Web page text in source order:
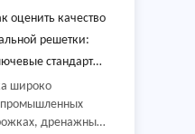
и
объектов до
вод,
складов и
стальная
сочетание
оценить качество
решетки:
стандарты
и
широко
промышленных
дренажных